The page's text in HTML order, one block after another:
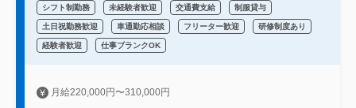
シフト制勤務 未経験者歓迎 交通費支給 制服貸与
土日祝勤務歓迎 車通勤応相談 フリーター歓迎 研修制度あり
経験者歓迎 仕事ブランクOK
月給220,000円〜310,000円